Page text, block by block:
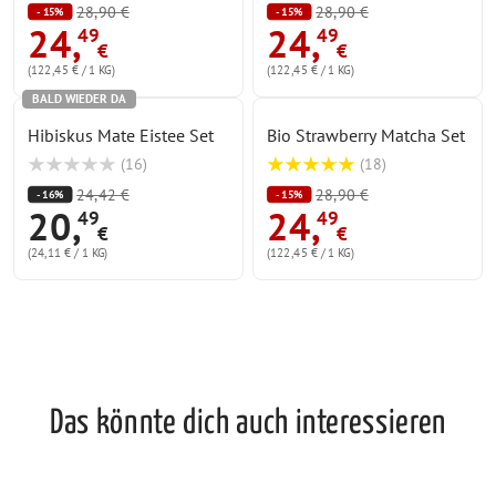
- 15% 28,90 €
24,49
€
(122,45 € / 1 KG)
- 15% 28,90 €
24,49
€
(122,45 € / 1 KG)
BALD WIEDER DA
Hibiskus Mate Eistee Set
(16)
- 16% 24,42 €
20,49
€
(24,11 € / 1 KG)
Bio Strawberry Matcha Set
(18)
- 15% 28,90 €
24,49
€
(122,45 € / 1 KG)
Das könnte dich auch interessieren